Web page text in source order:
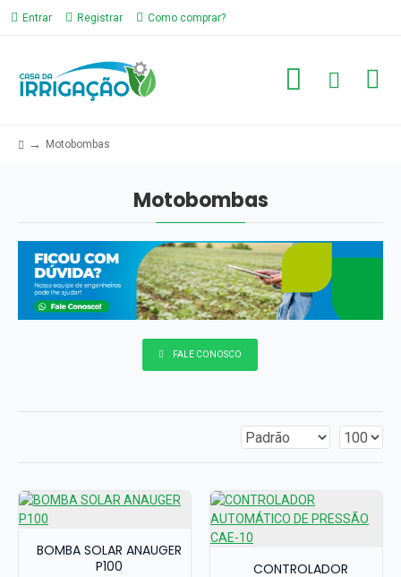
Entrar Registrar Como comprar?
Motobombas
Motobombas
FALE CONOSCO
BOMBA SOLAR ANAUGER
P100
CONTROLADOR